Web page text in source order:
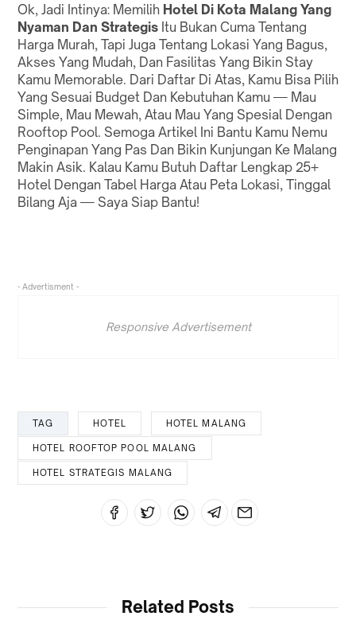
Ok, Jadi Intinya: Memilih Hotel Di Kota Malang Yang
Nyaman Dan Strategis Itu Bukan Cuma Tentang
Harga Murah, Tapi Juga Tentang Lokasi Yang Bagus,
Akses Yang Mudah, Dan Fasilitas Yang Bikin Stay
Kamu Memorable. Dari Daftar Di Atas, Kamu Bisa Pilih
Yang Sesuai Budget Dan Kebutuhan Kamu — Mau
Simple, Mau Mewah, Atau Mau Yang Spesial Dengan
Rooftop Pool. Semoga Artikel Ini Bantu Kamu Nemu
Penginapan Yang Pas Dan Bikin Kunjungan Ke Malang
Makin Asik. Kalau Kamu Butuh Daftar Lengkap 25+
Hotel Dengan Tabel Harga Atau Peta Lokasi, Tinggal
Bilang Aja — Saya Siap Bantu!
- Advertisment -
Responsive Advertisement
TAG HOTEL HOTEL MALANG
HOTEL ROOFTOP POOL MALANG
HOTEL STRATEGIS MALANG
Related Posts